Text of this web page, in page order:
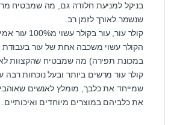
בניקל למניעת חלודה גם, מה שמבטיח
שנשמר לאורך לזמן רב.
קולר עור, עור בקולר עשוי מ100% עור אמיתי.
הקולר עשוי משכבה אחת של עור בעבודת
במכונת תפירה) מה שמבטיח שהקצוות לא
קולר עור מרשים ביותר ובעל נוכחות רבה
שמייחד את כלבך, מומלץ לאנשים
את כלביהם במוצרים מיוחדים ואיכותיים.